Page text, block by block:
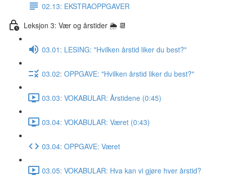
02.13: EKSTRAOPPGAVER
Leksjon 3: Vær og årstider 🌦 📆
03.01: LESING: "Hvilken årstid liker du best?"
03.02: OPPGAVE: "Hvilken årstid liker du best?"
03.03: VOKABULAR: Årstidene (0:45)
03.04: VOKABULAR: Været (0:43)
03.04: OPPGAVE: Været
03.05: VOKABULAR: Hva kan vi gjøre hver årstid?